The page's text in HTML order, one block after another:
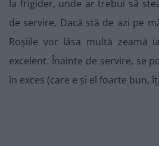
la frigider, unde ar trebui să
de servire. Dacă stă de azi pe
Roșiile vor lăsa multă zeamă
excelent. Înainte de servire, se
în exces (care e și el foarte bun,